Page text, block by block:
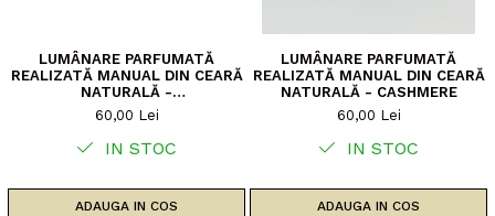
LUMÂNARE PARFUMATĂ
REALIZATĂ MANUAL DIN CEARĂ
NATURALĂ -
AVOCADO&COCONUT
60,00 Lei
IN STOC
ADAUGA IN COS
LUMÂNARE PARFUMATĂ
REALIZATĂ MANUAL DIN CEARĂ
NATURALĂ - CASHMERE
60,00 Lei
IN STOC
ADAUGA IN COS